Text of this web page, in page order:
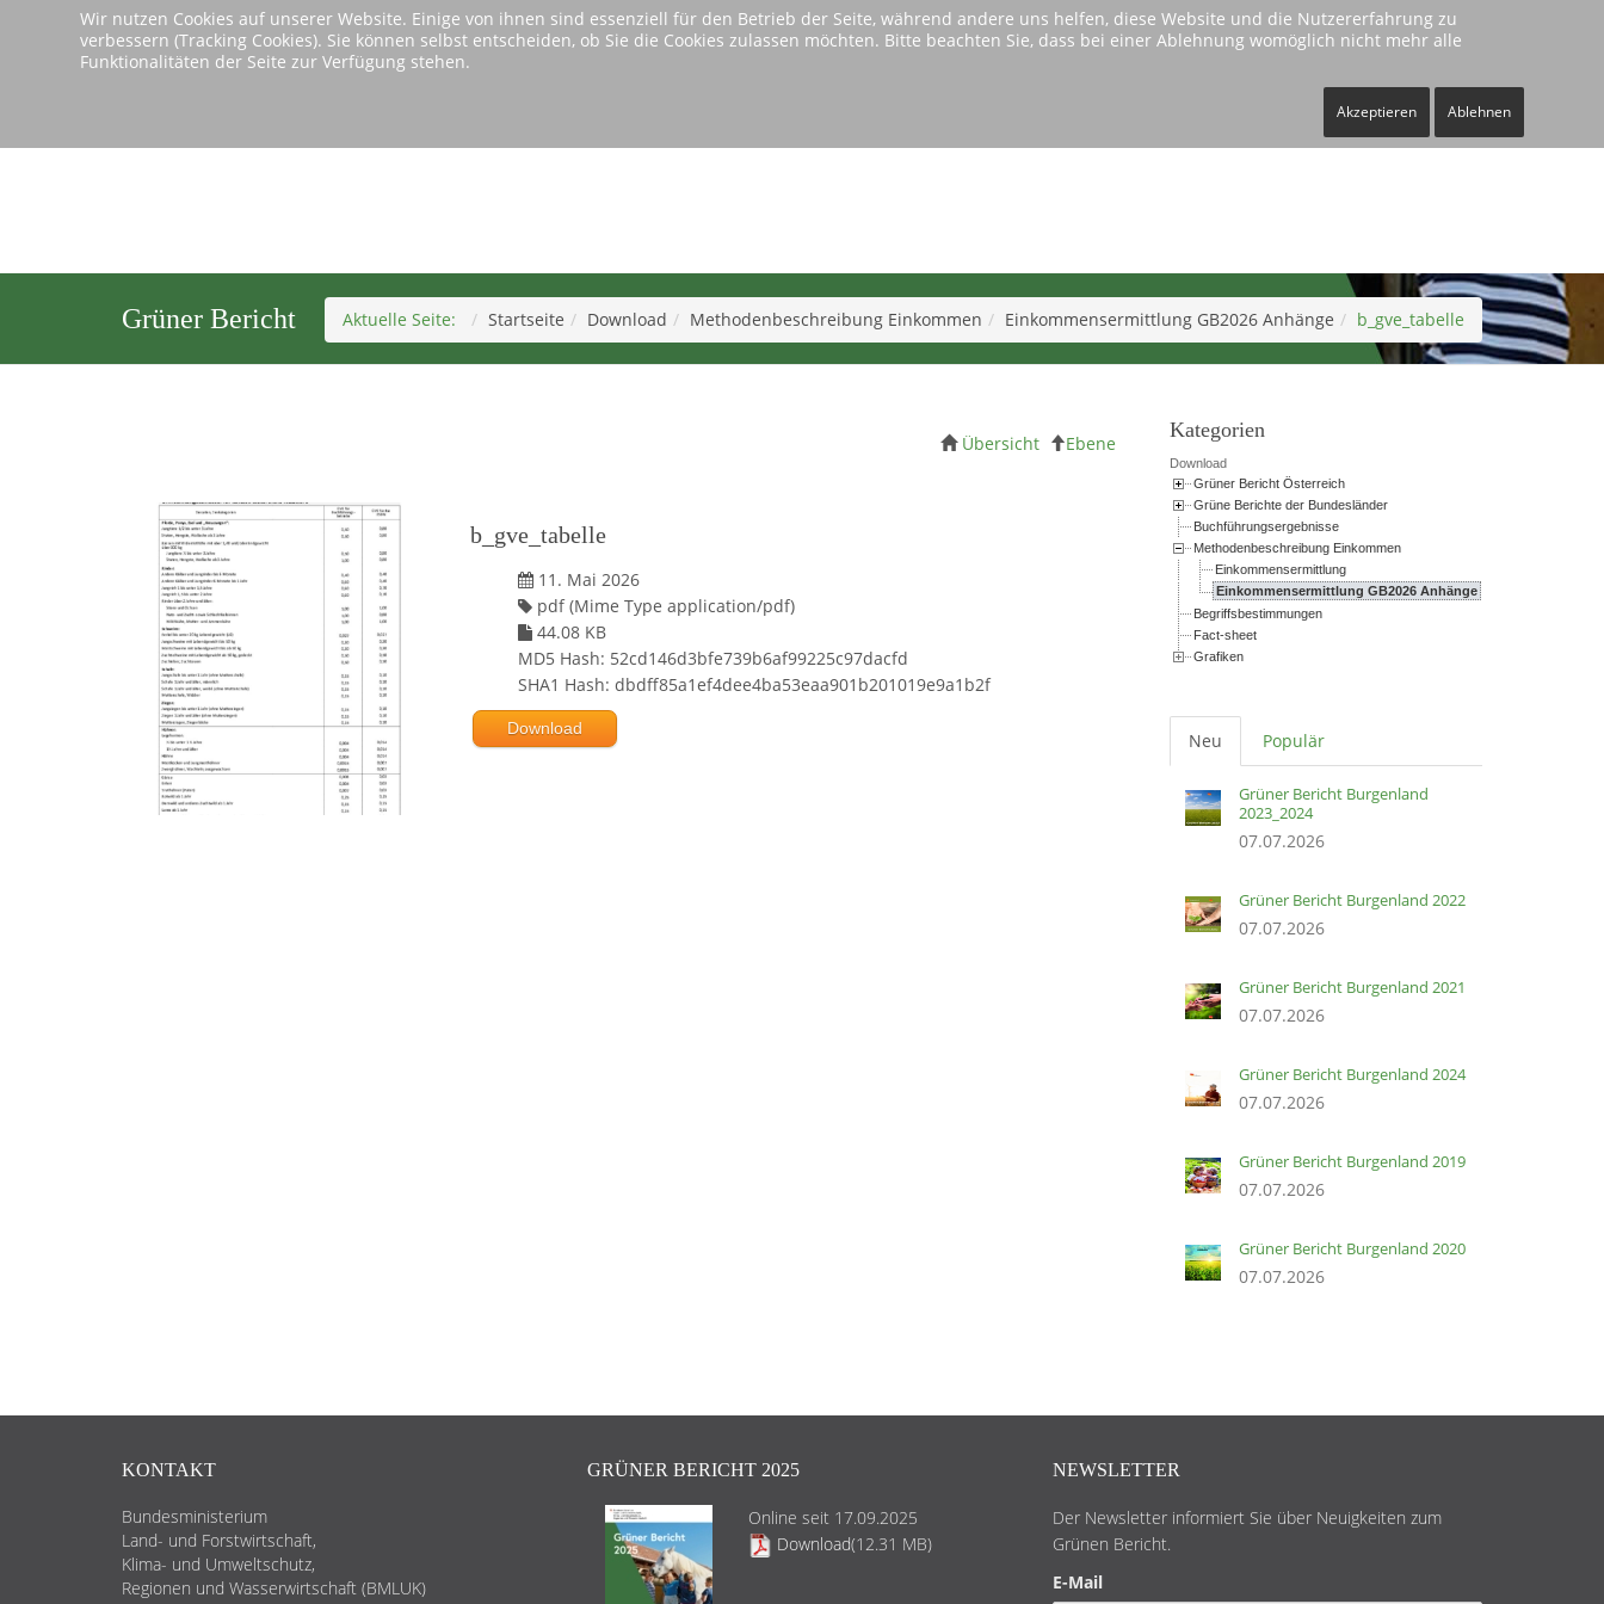
Sie benutzen eine uralte Version von Microsofts InternetExplorer.
Grüner Bericht Aktuelle Seite: Startseite Download Methodenbeschreibung Einkommen Einkommensermittlung GB2026 Anhänge b_gve_tabelle
Übersicht Ebene
b_gve_tabelle
11. Mai 2026
pdf (Mime Type application/pdf)
44.08 KB
MD5 Hash: 52cd146d3bfe739b6af99225c97dacfd
SHA1 Hash: dbdff85a1ef4dee4ba53eaa901b201019e9a1b2f
Download
Kategorien
Download
Grüner Bericht Österreich
Grüne Berichte der Bundesländer
Buchführungsergebnisse
Methodenbeschreibung Einkommen
Einkommensermittlung
Einkommensermittlung GB2026 Anhänge
Begriffsbestimmungen
Fact-sheet
Grafiken
Neu Populär
Grüner Bericht Burgenland
2023_2024
07.07.2026
Grüner Bericht Burgenland 2022
07.07.2026
Grüner Bericht Burgenland 2021
07.07.2026
Grüner Bericht Burgenland 2024
07.07.2026
Grüner Bericht Burgenland 2019
07.07.2026
Grüner Bericht Burgenland 2020
07.07.2026
KONTAKT
Bundesministerium
Land- und Forstwirtschaft,
Klima- und Umweltschutz,
Regionen und Wasserwirtschaft (BMLUK)
GRÜNER BERICHT 2025
Online seit 17.09.2025
Download(12.31 MB)
NEWSLETTER
Der Newsletter informiert Sie über Neuigkeiten zum
Grünen Bericht.
E-Mail
Wir nutzen Cookies auf unserer Website. Einige von ihnen sind essenziell für den Betrieb der Seite, während andere uns helfen, diese Website und die Nutzererfahrung zu
verbessern (Tracking Cookies). Sie können selbst entscheiden, ob Sie die Cookies zulassen möchten. Bitte beachten Sie, dass bei einer Ablehnung womöglich nicht mehr alle
Funktionalitäten der Seite zur Verfügung stehen.
Akzeptieren Ablehnen